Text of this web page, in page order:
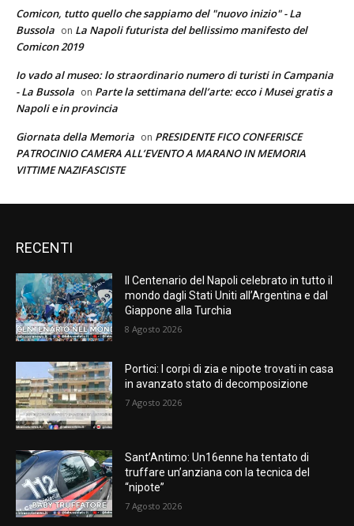
Comicon, tutto quello che sappiamo del "nuovo inizio" - La
Bussola on La Napoli futurista del bellissimo manifesto del
Comicon 2019
Io vado al museo: lo straordinario numero di turisti in Campania
- La Bussola on Parte la settimana dell’arte: ecco i Musei gratis a
Napoli e in provincia
Giornata della Memoria on PRESIDENTE FICO CONFERISCE
PATROCINIO CAMERA ALL’EVENTO A MARANO IN MEMORIA
VITTIME NAZIFASCISTE
RECENTI
Il Centenario del Napoli celebrato in tutto il
mondo dagli Stati Uniti all’Argentina e dal
Giappone alla Turchia
8 Agosto 2026
Portici: I corpi di zia e nipote trovati in casa
in avanzato stato di decomposizione
7 Agosto 2026
Sant’Antimo: Un16enne ha tentato di
truffare un’anziana con la tecnica del
“nipote”
7 Agosto 2026